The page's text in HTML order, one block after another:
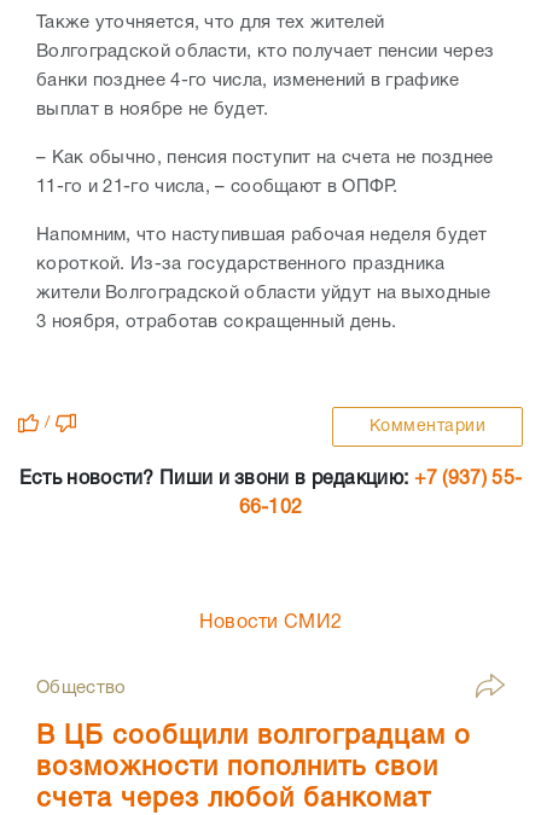
Также уточняется, что для тех жителей
Волгоградской области, кто получает пенсии через
банки позднее 4-го числа, изменений в графике
выплат в ноябре не будет.
– Как обычно, пенсия поступит на счета не позднее
11-го и 21-го числа, – сообщают в ОПФР.
Напомним, что наступившая рабочая неделя будет
короткой. Из-за государственного праздника
жители Волгоградской области уйдут на выходные
3 ноября, отработав сокращенный день.
/ Комментарии
Есть новости? Пиши и звони в редакцию: +7 (937) 55-
66-102
Новости СМИ2
Общество
В ЦБ сообщили волгоградцам о
возможности пополнить свои
счета через любой банкомат